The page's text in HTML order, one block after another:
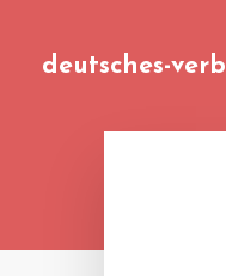
deutsches-